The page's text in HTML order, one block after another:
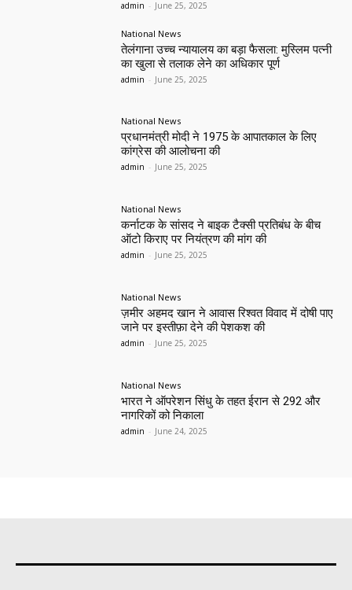
admin - June 25, 2025
National News
तेलंगाना उच्च न्यायालय का बड़ा फैसला: मुस्लिम पत्नी
का खुला से तलाक लेने का अधिकार पूर्ण
admin - June 25, 2025
National News
प्रधानमंत्री मोदी ने 1975 के आपातकाल के लिए
कांग्रेस की आलोचना की
admin - June 25, 2025
National News
कर्नाटक के सांसद ने बाइक टैक्सी प्रतिबंध के बीच
ऑटो किराए पर नियंत्रण की मांग की
admin - June 25, 2025
National News
ज़मीर अहमद खान ने आवास रिश्वत विवाद में दोषी पाए
जाने पर इस्तीफ़ा देने की पेशकश की
admin - June 25, 2025
National News
भारत ने ऑपरेशन सिंधु के तहत ईरान से 292 और
नागरिकों को निकाला
admin - June 24, 2025